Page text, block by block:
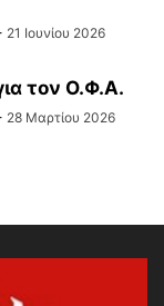
21 Ιουνίου 2026
τον Ο.Φ.Α.
28 Μαρτίου 2026